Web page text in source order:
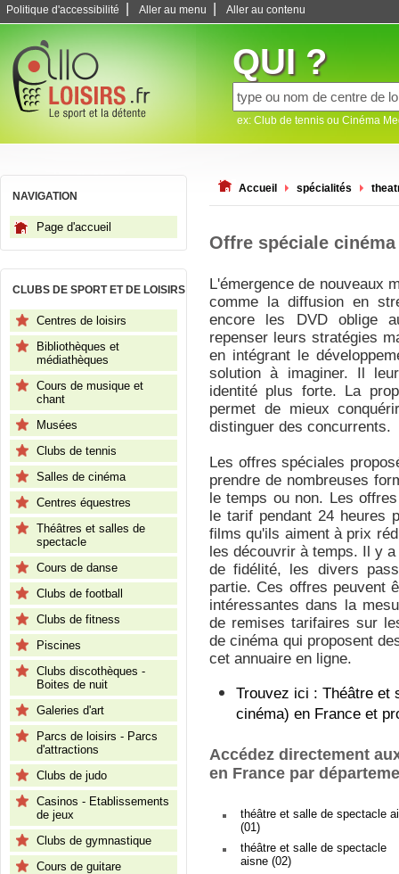
Politique d'accessibilité Aller au menu Aller au contenu
QUI ?
ex: Club de tennis ou Cinéma
NAVIGATION
Page d'accueil
CLUBS DE SPORT ET DE LOISIRS
Centres de loisirs
Bibliothèques et
médiathèques
Cours de musique et
chant
Musées
Clubs de tennis
Salles de cinéma
Centres équestres
Théâtres et salles de
spectacle
Cours de danse
Clubs de football
Clubs de fitness
Piscines
Clubs discothèques -
Boites de nuit
Galeries d'art
Parcs de loisirs - Parcs
d'attractions
Clubs de judo
Casinos - Etablissements
de jeux
Clubs de gymnastique
Cours de guitare
Accueil spécialités
Offre spéciale cinéma
L'émergence de nouveaux
comme la diffusion en
encore les DVD oblige
repenser leurs stratégies
en intégrant le
solution à imaginer. Il
identité plus forte. La
permet de mieux
distinguer des concurrents.
Les offres spéciales
prendre de nombreuses
le temps ou non. Les
le tarif pendant 24 heures
films qu'ils aiment à prix
les découvrir à temps. Il y
de fidélité, les divers
partie. Ces offres peuvent
intéressantes dans la
de remises tarifaires sur
de cinéma qui proposent
cet annuaire en ligne.
Trouvez ici : Théâtre et
cinéma) en France et
Accédez directement
en France par
théâtre et salle de spectacle
(01)
théâtre et salle de spectacle
aisne (02)